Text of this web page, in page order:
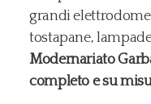
grandi
tostapane,
Modernariato
completo e su